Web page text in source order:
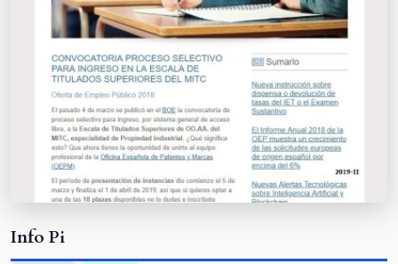
Info Pi